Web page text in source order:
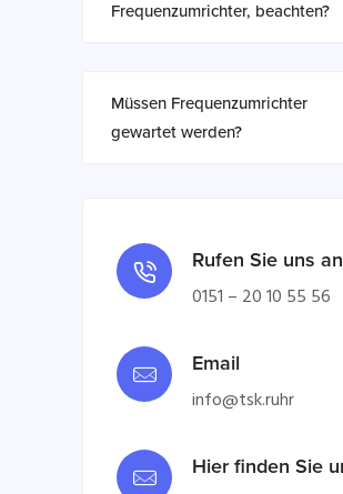
Frequenzumrichter, beachten?
Müssen Frequenzumrichter
gewartet werden?
Rufen Sie uns
0151 – 20 10 55 56
Email
info@tsk.ruhr
Hier finden Sie